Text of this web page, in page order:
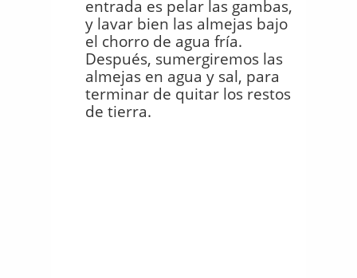
entrada es pelar las gambas,
y lavar bien las almejas bajo
el chorro de agua fría.
Después, sumergiremos las
almejas en agua y sal, para
terminar de quitar los restos
de tierra.